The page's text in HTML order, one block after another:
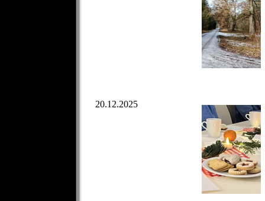
20.12.2025